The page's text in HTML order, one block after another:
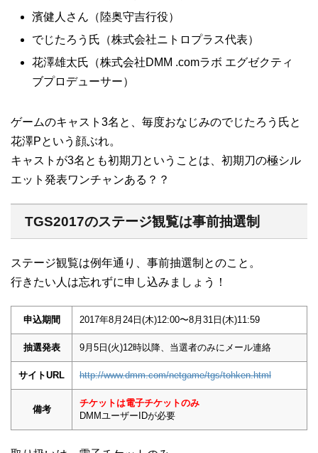
濱健人さん（陸奥守吉行役）
でじたろう氏（株式会社ニトロプラス代表）
花澤雄太氏（株式会社DMM .comラボ エグゼクティ
ブプロデューサー）
ゲームのキャスト3名と、毎度おなじみのでじたろう氏と
花澤Pという顔ぶれ。
キャストが3名とも初期刀ということは、初期刀の極シル
エット発表ワンチャンある？？
TGS2017のステージ観覧は事前抽選制
ステージ観覧は例年通り、事前抽選制とのこと。
行きたい人は忘れずに申し込みましょう！
申込期間 2017年8月24日(木)12:00〜8月31日(木)11:59
抽選発表 9月5日(火)12時以降、当選者のみにメール連絡
サイトURL http://www.dmm.com/netgame/tgs/tohken.html
備考
チケットは電子チケットのみ
DMMユーザーIDが必要